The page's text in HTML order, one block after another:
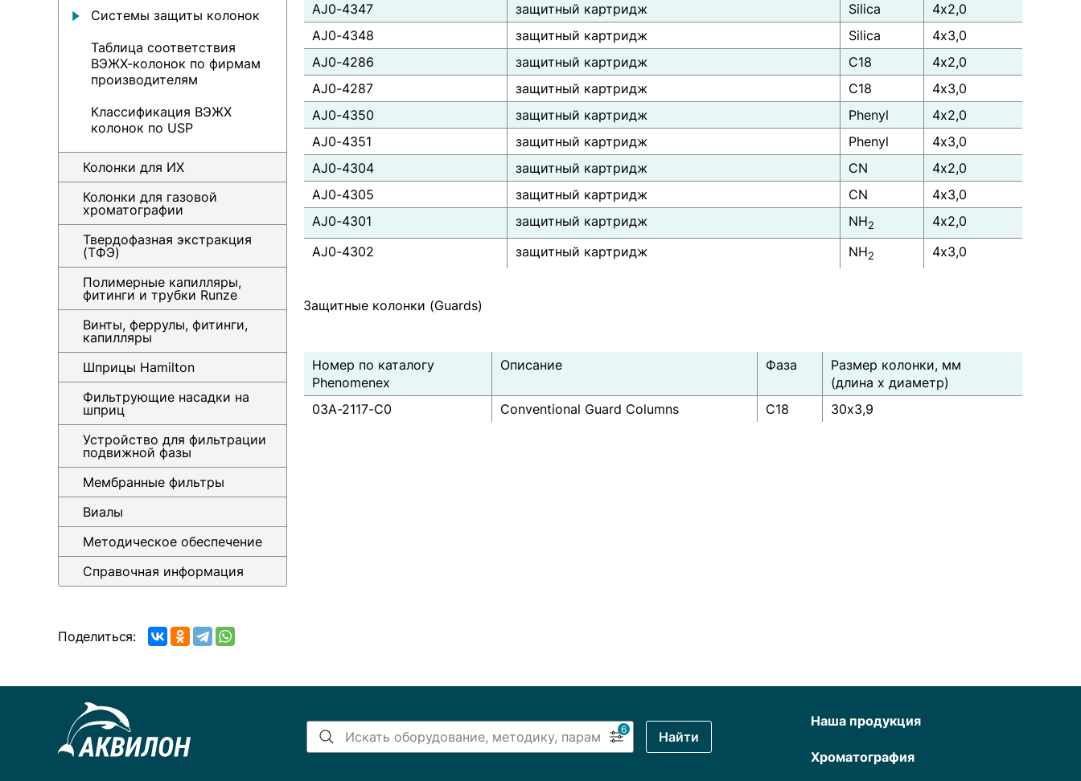
AJ0-4347 защитный картридж Silica
4x2,0
AJ0-4348
защитный картридж Silica
4x3,0
AJ0-4286
защитный картридж C18
4x2,0
AJ0-4287
защитный картридж C18
4x3,0
AJ0-4350
защитный картридж Phenyl
4x2,0
AJ0-4351
защитный картридж Phenyl
4x3,0
AJ0-4304
защитный картридж CN
4x2,0
AJ0-4305
защитный картридж CN
4x3,0
AJ0-4301
защитный картридж NH2
4x2,0
AJ0-4302
защитный картридж NH2 4x3,0
Защитные колонки (Guards)
Номер по каталогу
Phenomenex
Описание Фаза
Размер колонки, мм
(длина х диаметр)
03A-2117-C0
Conventional Guard Columns C18 30x3,9
Системы защиты колонок
Таблица соответствия
ВЭЖХ-колонок по фирмам
производителям
Классификация ВЭЖХ
колонок по USP
Колонки для ИХ
Колонки для газовой
хроматографии
Твердофазная экстракция
(ТФЭ)
Полимерные капилляры,
фитинги и трубки Runze
Винты, феррулы, фитинги,
капилляры
Шприцы Hamilton
Фильтрующие насадки на
шприц
Устройство для фильтрации
подвижной фазы
Мембранные фильтры
Виалы
Методическое обеспечение
Справочная информация
Поделиться:
6 Найти
Наша продукция
Хроматография